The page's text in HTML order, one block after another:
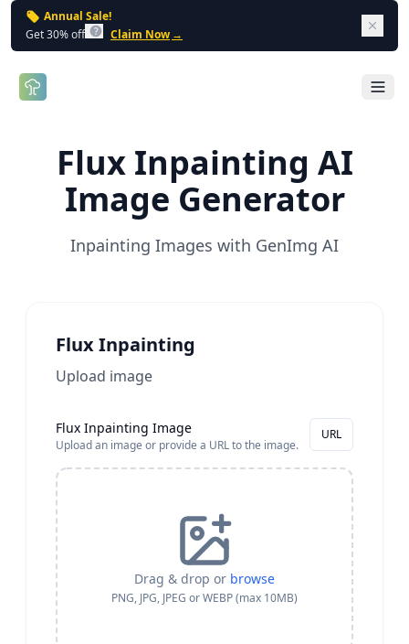
Annual Sale!
Get 30% off
Claim Now →
Open
Flux Inpainting AI
Image Generator
Inpainting Images with GenImg AI
Flux Inpainting
Upload image
Flux Inpainting Image
Upload an image or provide a URL to the image.
URL
Drag & drop or browse
PNG, JPG, JPEG or WEBP (max 10MB)